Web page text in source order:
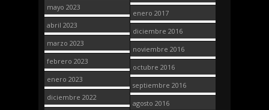
mayo 2023
abril 2023
marzo 2023
febrero 2023
enero 2023
diciembre 2022
enero 2017
diciembre 2016
noviembre 2016
octubre 2016
septiembre 2016
agosto 2016